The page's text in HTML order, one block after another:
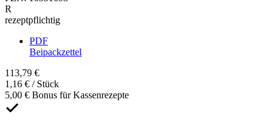
R
rezeptpflichtig
PDF
Beipackzettel
113,79 €
1,16 € / Stück
5,00 € Bonus für Kassenrezepte